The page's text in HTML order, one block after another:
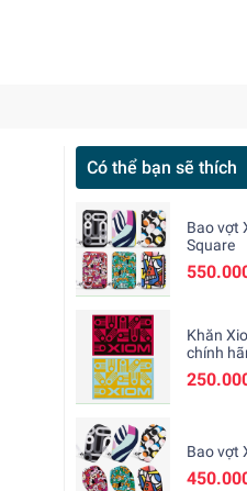
Có thể bạn sẽ thích
Bao vợt
Square
Khăn
chính
Bao vợt